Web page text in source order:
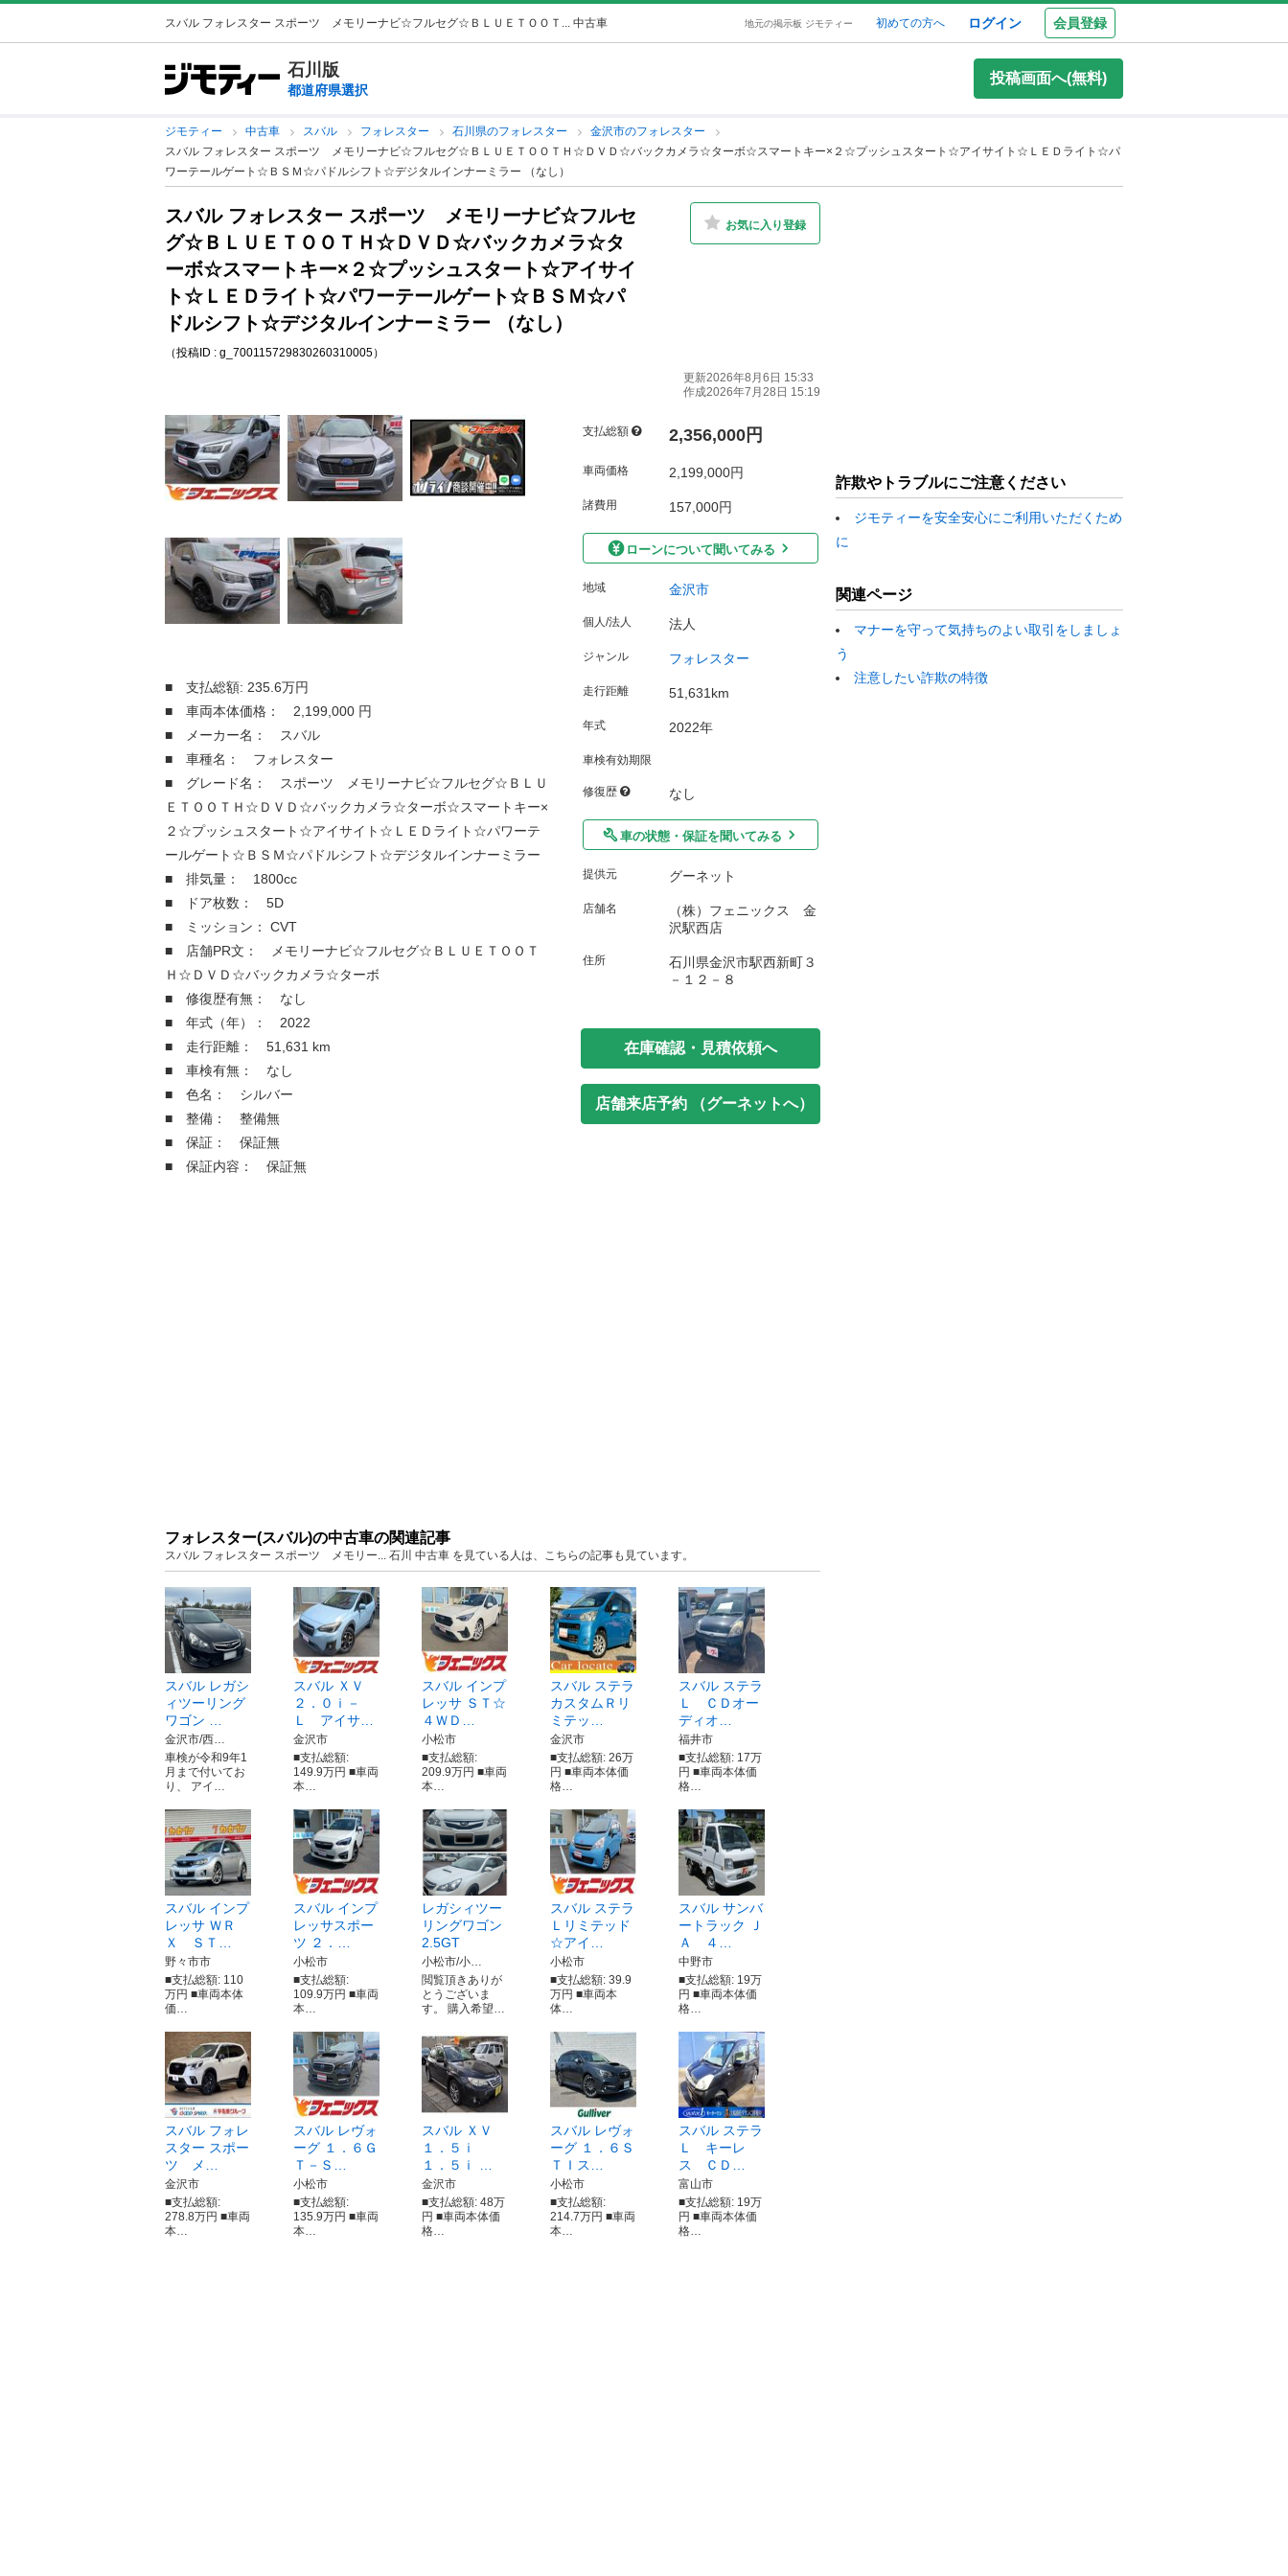
スバル フォレスター スポーツ メモリーナビ☆フルセグ☆ＢＬＵＥＴＯＯＴ... 中古車 地元の掲示板 ジモティー 初めての方へ ログイン 会員登録
石川版
都道府県選択
投稿画面へ(無料)
ジモティー 中古車 スバル フォレスター 石川県のフォレスター
金沢市のフォレスター
スバル フォレスター スポーツ メモリーナビ☆フルセグ☆ＢＬＵＥＴＯＯＴＨ☆ＤＶＤ☆バックカメラ☆ターボ☆スマートキー×２☆プッシュスタート☆アイサイト☆ＬＥＤライト☆パ
ワーテールゲート☆ＢＳＭ☆パドルシフト☆デジタルインナーミラー （なし）
スバル フォレスター スポーツ メモリーナビ☆フルセ
グ☆ＢＬＵＥＴＯＯＴＨ☆ＤＶＤ☆バックカメラ☆タ
ーボ☆スマートキー×２☆プッシュスタート☆アイサイ
ト☆ＬＥＤライト☆パワーテールゲート☆ＢＳＭ☆パ
ドルシフト☆デジタルインナーミラー （なし）
（投稿ID : g_700115729830260310005）
お気に入り登録
更新2026年8月6日 15:33
作成2026年7月28日 15:19
■ 支払総額: 235.6万円
■ 車両本体価格： 2,199,000 円
■ メーカー名： スバル
■ 車種名： フォレスター
■ グレード名： スポーツ メモリーナビ☆フルセグ☆ＢＬＵ
ＥＴＯＯＴＨ☆ＤＶＤ☆バックカメラ☆ターボ☆スマートキー×
２☆プッシュスタート☆アイサイト☆ＬＥＤライト☆パワーテ
ールゲート☆ＢＳＭ☆パドルシフト☆デジタルインナーミラー
■ 排気量： 1800cc
■ ドア枚数： 5D
■ ミッション： CVT
■ 店舗PR文： メモリーナビ☆フルセグ☆ＢＬＵＥＴＯＯＴ
Ｈ☆ＤＶＤ☆バックカメラ☆ターボ
■ 修復歴有無： なし
■ 年式（年）： 2022
■ 走行距離： 51,631 km
■ 車検有無： なし
■ 色名： シルバー
■ 整備： 整備無
■ 保証： 保証無
■ 保証内容： 保証無
支払総額 2,356,000円
車両価格 2,199,000円
諸費用 157,000円
ローンについて聞いてみる
地域 金沢市
個人/法人 法人
ジャンル フォレスター
走行距離 51,631km
年式 2022年
車検有効期限
修復歴 なし
車の状態・保証を聞いてみる
提供元 グーネット
店舗名
（株）フェニックス 金
沢駅西店
住所
石川県金沢市駅西新町３
－１２－８
在庫確認・見積依頼へ
店舗来店予約 （グーネットへ）
フォレスター(スバル)の中古車の関連記事
スバル フォレスター スポーツ メモリー... 石川 中古車 を見ている人は、こちらの記事も見ています。
スバル レガシ
ィツーリング
ワゴン …
金沢市/西…
車検が令和9年1
月まで付いてお
り、 アイ…
スバル ＸＶ
２．０ｉ－
Ｌ アイサ…
金沢市
■支払総額:
149.9万円 ■車両
本…
スバル インプ
レッサ ＳＴ☆
４ＷＤ…
小松市
■支払総額:
209.9万円 ■車両
本…
スバル ステラ
カスタムＲリ
ミテッ…
金沢市
■支払総額: 26万
円 ■車両本体価
格…
スバル ステラ
Ｌ ＣＤオー
ディオ…
福井市
■支払総額: 17万
円 ■車両本体価
格…
スバル インプ
レッサ ＷＲ
Ｘ ＳＴ…
野々市市
■支払総額: 110
万円 ■車両本体
価…
スバル インプ
レッサスポー
ツ ２．…
小松市
■支払総額:
109.9万円 ■車両
本…
レガシィツー
リングワゴン
2.5GT
小松市/小…
閲覧頂きありが
とうございま
す。 購入希望…
スバル ステラ
Ｌリミテッド
☆アイ…
小松市
■支払総額: 39.9
万円 ■車両本
体…
スバル サンバ
ートラック Ｊ
Ａ ４…
中野市
■支払総額: 19万
円 ■車両本体価
格…
スバル フォレ
スター スポー
ツ メ…
金沢市
■支払総額:
278.8万円 ■車両
本…
スバル レヴォ
ーグ １．６Ｇ
Ｔ－Ｓ…
小松市
■支払総額:
135.9万円 ■車両
本…
スバル ＸＶ
１．５ｉ
１．５ｉ …
金沢市
■支払総額: 48万
円 ■車両本体価
格…
スバル レヴォ
ーグ １．６Ｓ
ＴＩス…
小松市
■支払総額:
214.7万円 ■車両
本…
スバル ステラ
Ｌ キーレ
ス ＣＤ…
富山市
■支払総額: 19万
円 ■車両本体価
格…
詐欺やトラブルにご注意ください
ジモティーを安全安心にご利用いただくため
に
関連ページ
マナーを守って気持ちのよい取引をしましょ
う
注意したい詐欺の特徴